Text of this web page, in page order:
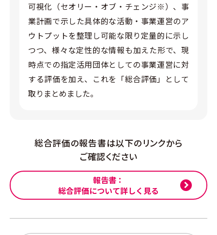
可視化（セオリー・オブ・チェンジ※）、事
業計画で示した具体的な活動・事業運営のア
ウトプットを整理し可能な限り定量的に示し
つつ、様々な定性的な情報も加えた形で、現
時点での指定活用団体としての事業運営に対
する評価を加え、これを「総合評価」として
取りまとめました。
総合評価の報告書は以下のリンクから
ご確認ください
報告書：
総合評価について詳しく見る